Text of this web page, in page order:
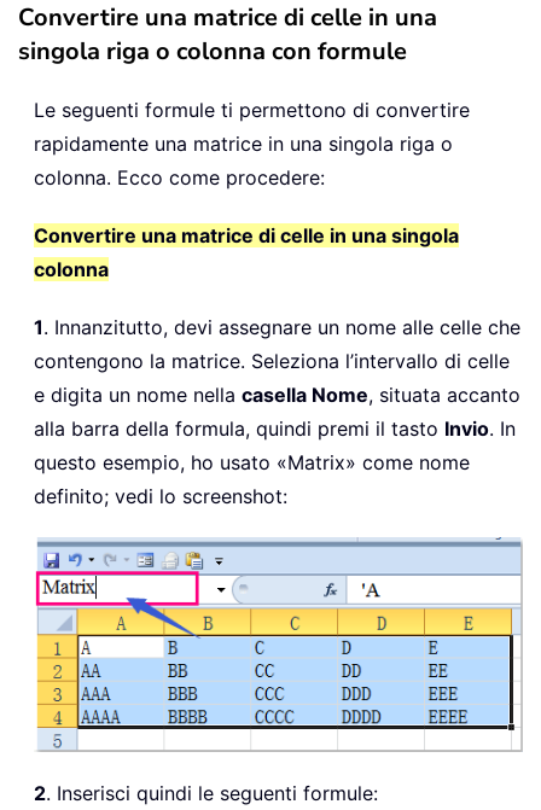
Convertire una matrice di celle in una
singola riga o colonna con formule
Le seguenti formule ti permettono di convertire
rapidamente una matrice in una singola riga o
colonna. Ecco come procedere:
Convertire una matrice di celle in una singola
colonna
1. Innanzitutto, devi assegnare un nome alle celle che
contengono la matrice. Seleziona l’intervallo di celle
e digita un nome nella casella Nome, situata accanto
alla barra della formula, quindi premi il tasto Invio. In
questo esempio, ho usato «Matrix» come nome
definito; vedi lo screenshot:
2. Inserisci quindi le seguenti formule: